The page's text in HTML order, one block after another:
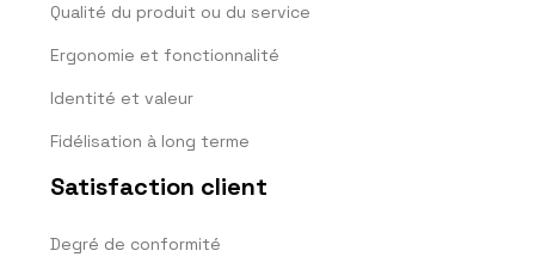
Qualité du produit ou du service
Ergonomie et fonctionnalité
Identité et valeur
Fidélisation à long terme
Satisfaction client
Degré de conformité